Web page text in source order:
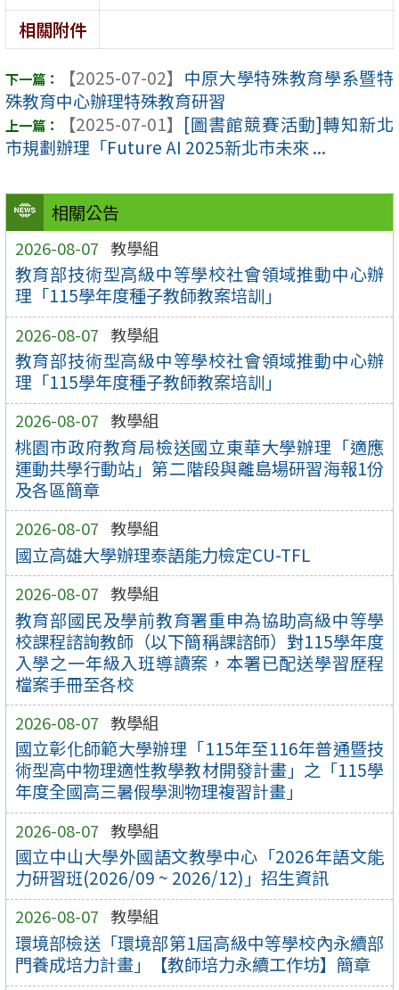
相關公告
2026-08-07 教學組
教育部技術型高級中等學校社會領域推動中心辦
理「115學年度種子教師教案培訓」
2026-08-07 教學組
教育部技術型高級中等學校社會領域推動中心辦
理「115學年度種子教師教案培訓」
2026-08-07 教學組
桃園市政府教育局檢送國立東華大學辦理「適應
運動共學行動站」第二階段與離島場研習海報1份
及各區簡章
2026-08-07 教學組
國立高雄大學辦理泰語能力檢定CU-TFL
2026-08-07 教學組
教育部國民及學前教育署重申為協助高級中等學
校課程諮詢教師（以下簡稱課諮師）對115學年度
入學之一年級入班導讀案，本署已配送學習歷程
檔案手冊至各校
2026-08-07 教學組
國立彰化師範大學辦理「115年至116年普通暨技
術型高中物理適性教學教材開發計畫」之「115學
年度全國高三暑假學測物理複習計畫」
2026-08-07 教學組
國立中山大學外國語文教學中心「2026年語文能
力研習班(2026/09 ~ 2026/12)」招生資訊
2026-08-07 教學組
環境部檢送「環境部第1屆高級中等學校內永續部
門養成培力計畫」【教師培力永續工作坊】簡章
相關附件
【2025-07-02】 中原大學特殊教育學系暨特
殊教育中心辦理特殊教育研習
【2025-07-01】 [圖書館競賽活動]轉知新北
市規劃辦理「Future AI 2025新北市未來 ...